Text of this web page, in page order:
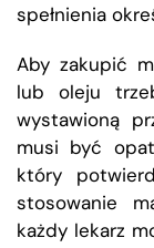
spełnienia
Aby zakupić
lub oleju
wystawioną
musi być
który
stosowanie
każdy lekarz